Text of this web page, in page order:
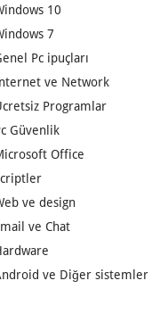
10
7
Pc ipuçları
ve Network
Programlar
Güvenlik
Office
ve design
ve Chat
ve Diğer sistemler